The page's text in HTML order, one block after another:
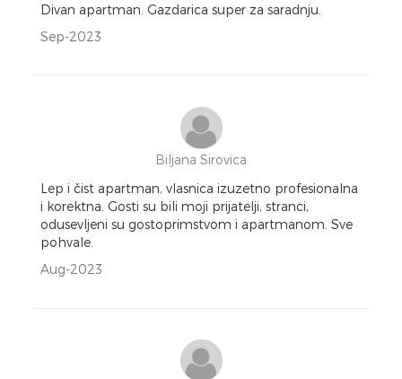
Divan apartman. Gazdarica super za saradnju.
Sep-2023
Biljana Sirovica
Lep i čist apartman, vlasnica izuzetno profesionalna
i korektna. Gosti su bili moji prijatelji, stranci,
odusevljeni su gostoprimstvom i apartmanom. Sve
pohvale.
Aug-2023